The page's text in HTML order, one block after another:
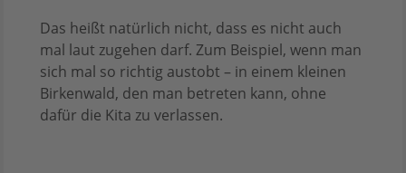
Das heißt natürlich nicht, dass es nicht auch
mal laut zugehen darf. Zum Beispiel, wenn man
sich mal so richtig austobt – in einem kleinen
Birkenwald, den man betreten kann, ohne
dafür die Kita zu verlassen.